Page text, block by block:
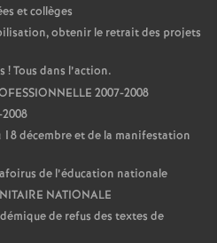
d
e
g
r
é
et collèges
obtenir le retrait des projets
! Tous dans l’action.
2007-2008
18 décembre et de la manifestation
de l’éducation nationale
NATIONALE
de refus des textes de